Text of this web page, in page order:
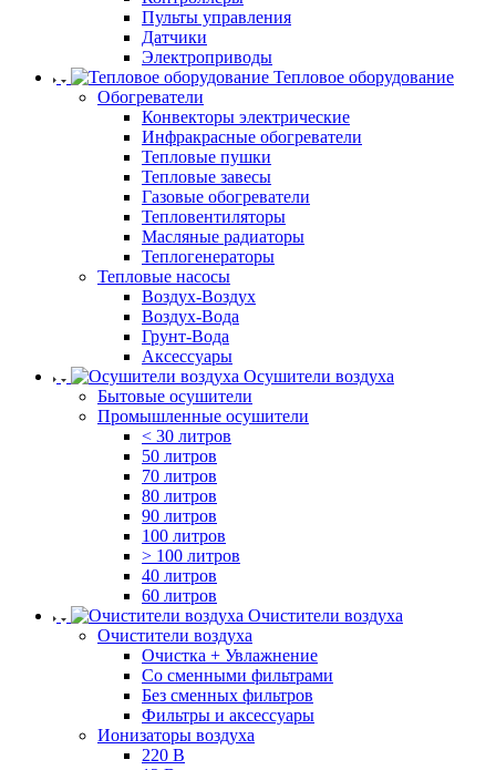
Пульты управления
Датчики
Электроприводы
Тепловое оборудование
Обогреватели
Конвекторы электрические
Инфракрасные обогреватели
Тепловые пушки
Тепловые завесы
Газовые обогреватели
Тепловентиляторы
Масляные радиаторы
Теплогенераторы
Тепловые насосы
Воздух-Воздух
Воздух-Вода
Грунт-Вода
Аксессуары
Осушители воздуха
Бытовые осушители
Промышленные осушители
< 30 литров
50 литров
70 литров
80 литров
90 литров
100 литров
> 100 литров
40 литров
60 литров
Очистители воздуха
Очистители воздуха
Очистка + Увлажнение
Cо сменными фильтрами
Без сменных фильтров
Фильтры и аксессуары
Ионизаторы воздуха
220 В